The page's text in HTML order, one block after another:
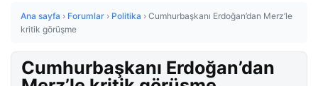
Ana sayfa › Forumlar › Politika › Cumhurbaşkanı Erdoğan’dan Merz’le
kritik görüşme
Cumhurbaşkanı Erdoğan’dan